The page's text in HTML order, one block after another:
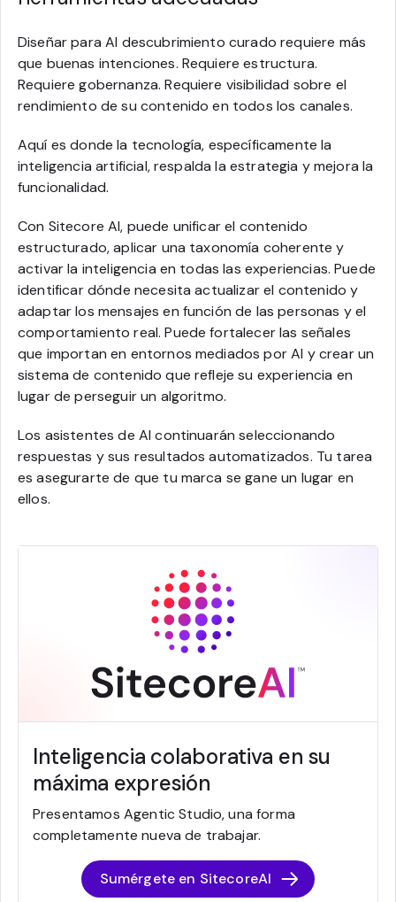
Diseñar para AI descubrimiento curado requiere más
que buenas intenciones. Requiere estructura.
Requiere gobernanza. Requiere visibilidad sobre el
rendimiento de su contenido en todos los canales.
Aquí es donde la tecnología, específicamente la
inteligencia artificial, respalda la estrategia y mejora la
funcionalidad.
Con Sitecore AI, puede unificar el contenido
estructurado, aplicar una taxonomía coherente y
activar la inteligencia en todas las experiencias. Puede
identificar dónde necesita actualizar el contenido y
adaptar los mensajes en función de las personas y el
comportamiento real. Puede fortalecer las señales
que importan en entornos mediados por AI y crear un
sistema de contenido que refleje su experiencia en
lugar de perseguir un algoritmo.
Los asistentes de AI continuarán seleccionando
respuestas y sus resultados automatizados. Tu tarea
es asegurarte de que tu marca se gane un lugar en
ellos.
Inteligencia colaborativa en su
máxima expresión
Presentamos Agentic Studio, una forma
completamente nueva de trabajar.
Sumérgete en SitecoreAI